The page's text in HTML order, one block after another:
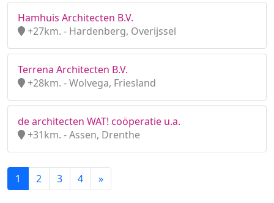
Hamhuis Architecten B.V.
+27km. - Hardenberg, Overijssel
Terrena Architecten B.V.
+28km. - Wolvega, Friesland
de architecten WAT! coöperatie u.a.
+31km. - Assen, Drenthe
1 2 3 4 »